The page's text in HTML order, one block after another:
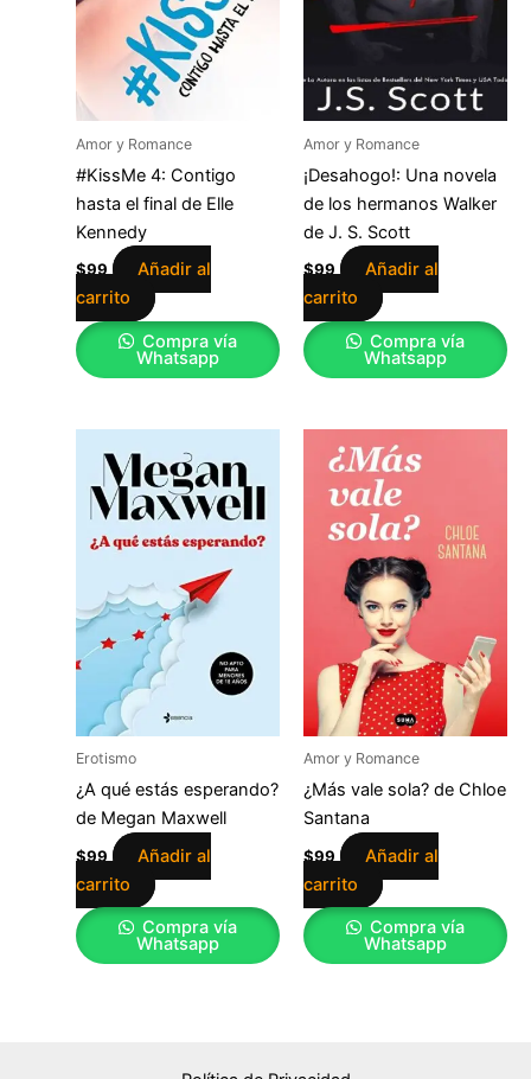
Amor y Romance
#KissMe 4: Contigo
hasta el final de Elle
Kennedy
$99
Añadir al
carrito
Compra vía
Whatsapp
Amor y Romance
¡Desahogo!: Una novela
de los hermanos Walker
de J. S. Scott
$99
Añadir al
carrito
Compra vía
Whatsapp
Erotismo
¿A qué estás esperando?
de Megan Maxwell
$99
Añadir al
carrito
Compra vía
Whatsapp
Amor y Romance
¿Más vale sola? de Chloe
Santana
$99
Añadir al
carrito
Compra vía
Whatsapp